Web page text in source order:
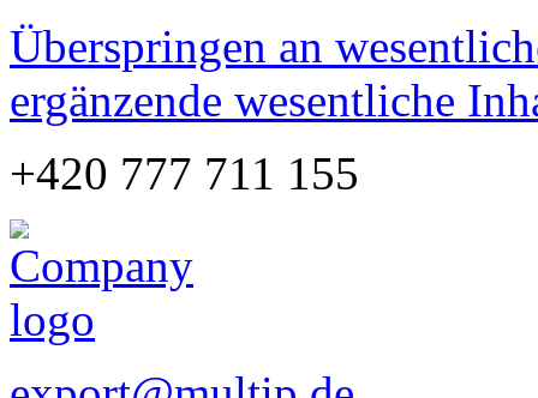
Überspringen an
ergänzende wesentliche
+420 777 711 155